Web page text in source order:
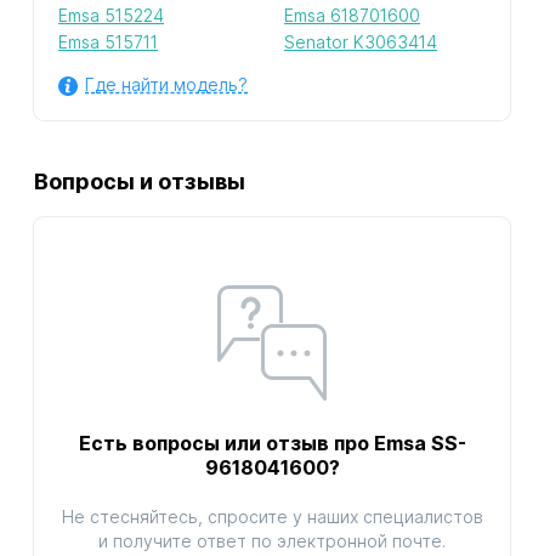
Emsa 515224
Emsa 515711
Emsa 618701600
Senator K3063414
Где найти модель?
Вопросы и отзывы
Есть вопросы или отзыв про Emsa SS-
9618041600?
Не стесняйтесь, спросите у наших специалистов
и получите ответ по электронной почте.